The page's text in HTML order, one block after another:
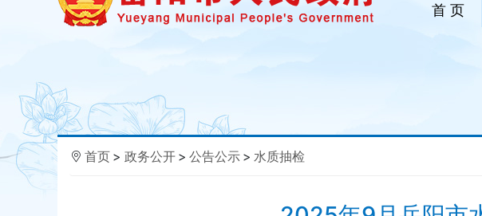
首 页
首页 > 政务公开 > 公告公示 > 水质抽检